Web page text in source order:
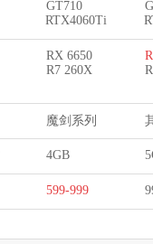
GT710
RTX4060Ti
RX 6650
R7 260X
魔剑系列
4GB
599-999